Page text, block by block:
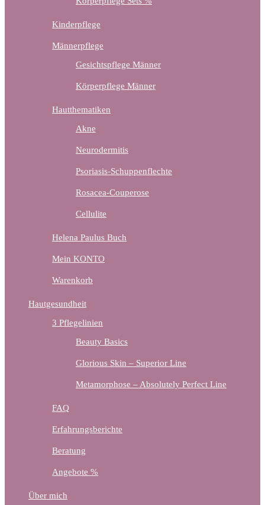
Kinderpflege
Männerpflege
Gesichtspflege Männer
Körperpflege Männer
Hautthematiken
Akne
Neurodermitis
Psoriasis-Schuppenflechte
Rosacea-Couperose
Cellulite
Helena Paulus Buch
Mein KONTO
Warenkorb
Hautgesundheit
3 Pflegelinien
Beauty Basics
Glorious Skin – Superior Line
Metamorphose – Absolutely Perfect Line
FAQ
Erfahrungsberichte
Beratung
Angebote %
Über mich